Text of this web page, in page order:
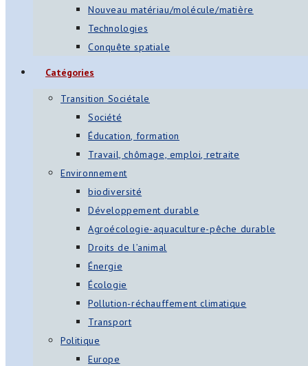
Nouveau matériau/molécule/matière
Technologies
Conquête spatiale
Catégories
Transition Sociétale
Société
Éducation, formation
Travail, chômage, emploi, retraite
Environnement
biodiversité
Développement durable
Agroécologie-aquaculture-pêche durable
Droits de l’animal
Énergie
Écologie
Pollution-réchauffement climatique
Transport
Politique
Europe